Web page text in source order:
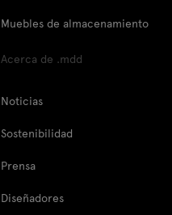
Muebles de almacenamiento
Acerca de .mdd
Noticias
Sostenibilidad
Prensa
Diseñadores